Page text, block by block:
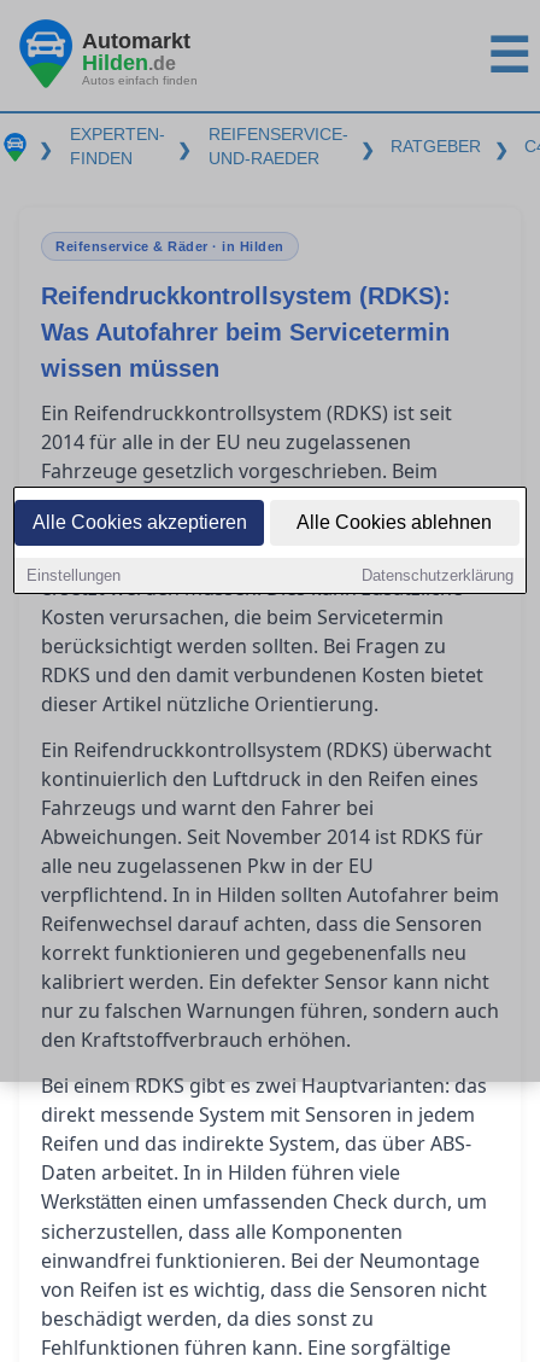
Alle Cookies akzeptieren Alle Cookies ablehnen
Einstellungen Datenschutzerklärung
Automarkt
Hilden.de
Autos einfach finden ☰
❯
EXPERTEN-
FINDEN
❯
REIFENSERVICE-
UND-RAEDER
❯ RATGEBER ❯
Reifenservice & Räder · in Hilden
Reifendruckkontrollsystem (RDKS):
Was Autofahrer beim Servicetermin
wissen müssen
Ein Reifendruckkontrollsystem (RDKS) ist seit
2014 für alle in der EU neu zugelassenen
Fahrzeuge gesetzlich vorgeschrieben. Beim
Reifenservicein Hilden müssen Autofahrer
wissen, dass spezielle Sensoren bei der
ersetzt werden müssen. Dies kann zusätzliche
Kosten verursachen, die beim Servicetermin
berücksichtigt werden sollten. Bei Fragen zu
RDKS und den damit verbundenen Kosten bietet
dieser Artikel nützliche Orientierung.
Ein Reifendruckkontrollsystem (RDKS) überwacht
kontinuierlich den Luftdruck in den Reifen eines
Fahrzeugs und warnt den Fahrer bei
Abweichungen. Seit November 2014 ist RDKS für
alle neu zugelassenen Pkw in der EU
verpflichtend. In in Hilden sollten Autofahrer beim
Reifenwechsel darauf achten, dass die Sensoren
korrekt funktionieren und gegebenenfalls neu
kalibriert werden. Ein defekter Sensor kann nicht
nur zu falschen Warnungen führen, sondern auch
den Kraftstoffverbrauch erhöhen.
Bei einem RDKS gibt es zwei Hauptvarianten: das
direkt messende System mit Sensoren in jedem
Reifen und das indirekte System, das über ABS-
Daten arbeitet. In in Hilden führen viele
Werkstätten einen umfassenden Check durch, um
sicherzustellen, dass alle Komponenten
einwandfrei funktionieren. Bei der Neumontage
von Reifen ist es wichtig, dass die Sensoren nicht
beschädigt werden, da dies sonst zu
Fehlfunktionen führen kann. Eine sorgfältige